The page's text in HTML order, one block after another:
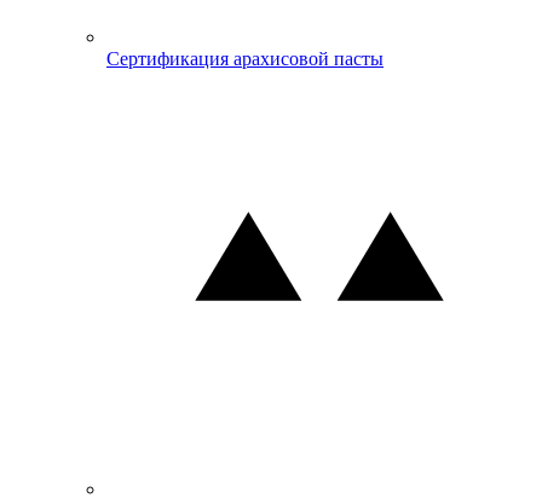
Сертификация арахисовой пасты